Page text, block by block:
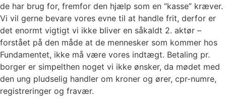
de har brug for, fremfor den hjælp som en “kasse” kræver.
Vi vil gerne bevare vores evne til at handle frit, derfor er
det enormt vigtigt vi ikke bliver en såkaldt 2. aktør –
forstået på den måde at de mennesker som kommer hos
Fundamentet, ikke må være vores indtægt. Betaling pr.
borger er simpelthen noget vi ikke ønsker, da mødet med
den ung pludselig handler om kroner og ører, cpr-numre,
registreringer og fravær.